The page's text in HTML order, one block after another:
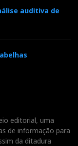
auditiva de
editorial, uma
de informação para
da ditadura